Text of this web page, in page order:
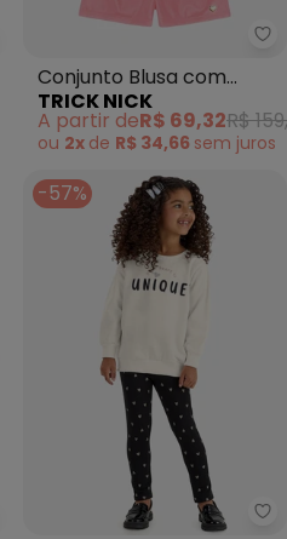
- Conjunto Infantil
Conjunto Blusa com
Shorts Feminino (Bege)
TRICK NICK
A partir deR$ 69,32R$
ou 2x de R$ 34,66 sem juros
e Nina - Conjunto Blusa e
-57%